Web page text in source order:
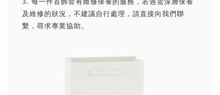
及維修的狀況，不建議自行處理，請直接向我們聯
繫，尋求專業協助。